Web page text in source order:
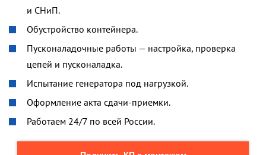
и СНиП.
Обустройство контейнера.
Пусконаладочные работы — настройка, проверка
цепей и пусконаладка.
Испытание генератора под нагрузкой.
Оформление акта сдачи-приемки.
Работаем 24/7 по всей России.